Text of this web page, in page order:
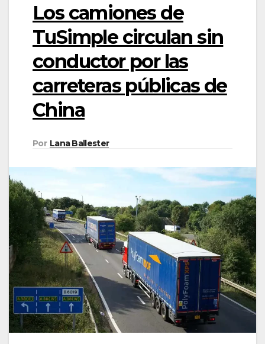
Los camiones de
TuSimple circulan sin
conductor por las
carreteras públicas de
China
Por Lana Ballester